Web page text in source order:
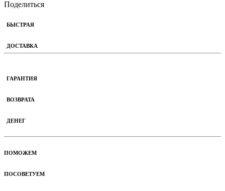
Поделиться
БЫСТРАЯ
ДОСТАВКА
ГАРАНТИЯ
ВОЗВРАТА
ДЕНЕГ
ПОМОЖЕМ
ПОСОВЕТУЕМ